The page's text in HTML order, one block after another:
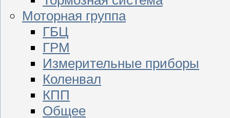
Моторная группа
ГБЦ
ГРМ
Измерительные приборы
Коленвал
КПП
Общее